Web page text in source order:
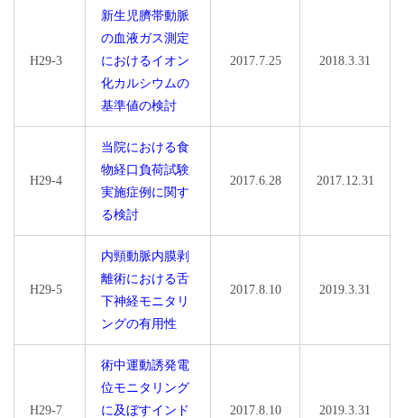
H29-3
新生児臍帯動脈
の血液ガス測定
におけるイオン
化カルシウムの
基準値の検討
2017.7.25 2018.3.31
H29-4
当院における食
物経口負荷試験
実施症例に関す
る検討
2017.6.28 2017.12.31
H29-5
内頸動脈内膜剥
離術における舌
下神経モニタリ
ングの有用性
2017.8.10 2019.3.31
H29-7
術中運動誘発電
位モニタリング
に及ぼすインド
2017.8.10 2019.3.31